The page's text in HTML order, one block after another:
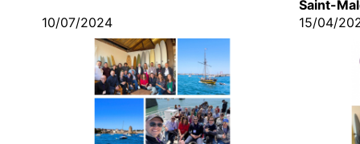
10/07/2024
Saint-
15/04/